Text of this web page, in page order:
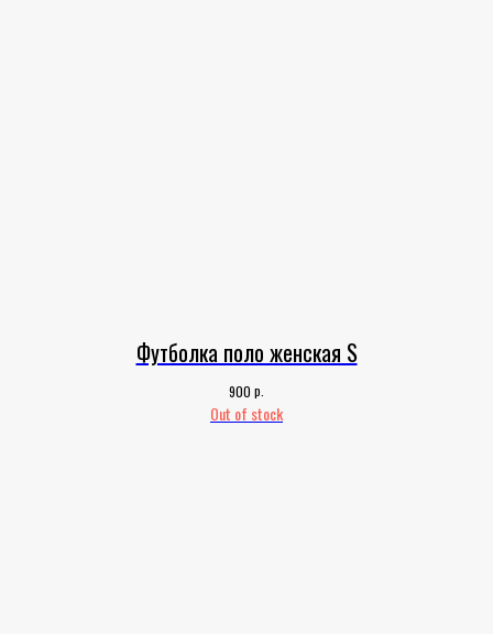
Футболка поло женская S
900 р.
Out of stock